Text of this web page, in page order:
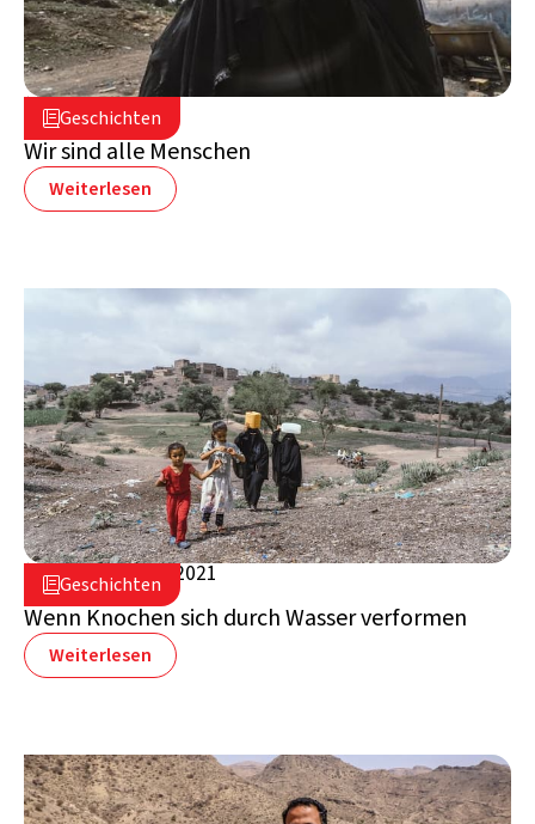
Geschichten
20. Juli 2022
Jemen
Wir sind alle Menschen
Weiterlesen
Geschichten
29. September 2021
Jemen
Wenn Knochen sich durch Wasser verformen
Weiterlesen